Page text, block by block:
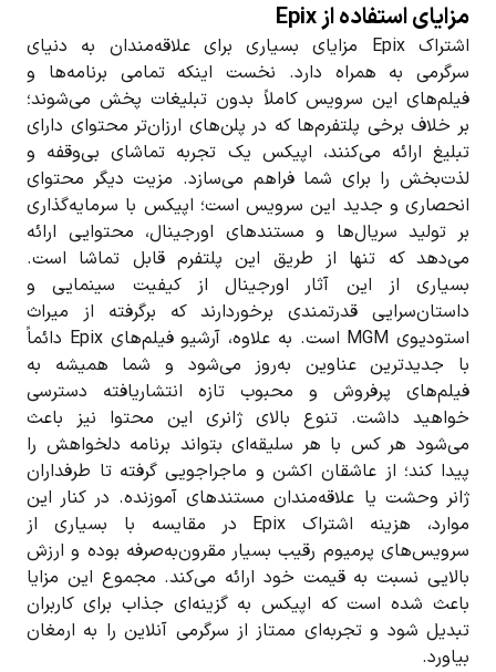
مزایای استفاده از Epix
اشتراک Epix مزایای بسیاری برای علاقه‌مندان به دنیای
سرگرمی به همراه دارد. نخست اینکه تمامی برنامه‌ها و
فیلم‌های این سرویس کاملاً بدون تبلیغات پخش می‌شوند؛
بر خلاف برخی پلتفرم‌ها که در پلن‌های ارزان‌تر محتوای دارای
تبلیغ ارائه می‌کنند، اپیکس یک تجربه تماشای بی‌وقفه و
لذت‌بخش را برای شما فراهم می‌سازد. مزیت دیگر محتوای
انحصاری و جدید این سرویس است؛ اپیکس با سرمایه‌گذاری
بر تولید سریال‌ها و مستندهای اورجینال، محتوایی ارائه
می‌دهد که تنها از طریق این پلتفرم قابل تماشا است.
بسیاری از این آثار اورجینال از کیفیت سینمایی و
داستان‌سرایی قدرتمندی برخوردارند که برگرفته از میراث
استودیوی MGM است. به علاوه، آرشیو فیلم‌های Epix دائماً
با جدیدترین عناوین به‌روز می‌شود و شما همیشه به
فیلم‌های پرفروش و محبوب تازه انتشار‌یافته دسترسی
خواهید داشت. تنوع بالای ژانری این محتوا نیز باعث
می‌شود هر کس با هر سلیقه‌ای بتواند برنامه دلخواهش را
پیدا کند؛ از عاشقان اکشن و ماجراجویی گرفته تا طرفداران
ژانر وحشت یا علاقه‌مندان مستندهای آموزنده. در کنار این
موارد، هزینه اشتراک Epix در مقایسه با بسیاری از
سرویس‌های پرمیوم رقیب بسیار مقرون‌به‌صرفه بوده و ارزش
بالایی نسبت به قیمت خود ارائه می‌کند. مجموع این مزایا
باعث شده است که اپیکس به گزینه‌ای جذاب برای کاربران
تبدیل شود و تجربه‌ای ممتاز از سرگرمی آنلاین را به ارمغان
بیاورد.